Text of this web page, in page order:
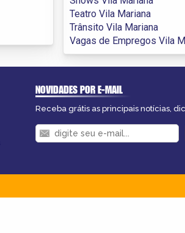
Teatro Vila Mariana
Trânsito Vila Mariana
Vagas de Empregos Vila
NOVIDADES POR E-MAIL
Receba grátis as principais notícias,